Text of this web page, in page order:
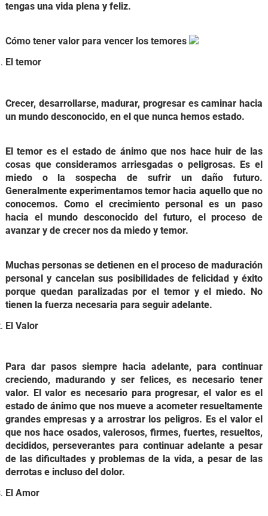
tengas una vida plena y feliz.
Cómo tener valor para vencer los temores
El temor
Crecer, desarrollarse, madurar, progresar es caminar hacia
un mundo desconocido, en el que nunca hemos estado.
El temor es el estado de ánimo que nos hace huir de las
cosas que consideramos arriesgadas o peligrosas. Es el
miedo o la sospecha de sufrir un daño futuro.
Generalmente experimentamos temor hacia aquello que no
conocemos. Como el crecimiento personal es un paso
hacia el mundo desconocido del futuro, el proceso de
avanzar y de crecer nos da miedo y temor.
Muchas personas se detienen en el proceso de maduración
personal y cancelan sus posibilidades de felicidad y éxito
porque quedan paralizadas por el temor y el miedo. No
tienen la fuerza necesaria para seguir adelante.
El Valor
Para dar pasos siempre hacia adelante, para continuar
creciendo, madurando y ser felices, es necesario tener
valor. El valor es necesario para progresar, el valor es el
estado de ánimo que nos mueve a acometer resueltamente
grandes empresas y a arrostrar los peligros. Es el valor el
que nos hace osados, valerosos, firmes, fuertes, resueltos,
decididos, perseverantes para continuar adelante a pesar
de las dificultades y problemas de la vida, a pesar de las
derrotas e incluso del dolor.
El Amor